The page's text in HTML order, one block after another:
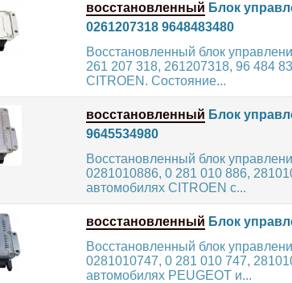
восстановленный Блок
0261207318 9648483480
Восстановленный блок
261 207 318, 261207318, 96 484
CITROEN. Состояние...
восстановленный Блок
9645534980
Восстановленный блок
0281010886, 0 281 010 886,
автомобилях CITROEN с...
восстановленный Блок
Восстановленный блок
0281010747, 0 281 010 747,
автомобилях PEUGEOT и...